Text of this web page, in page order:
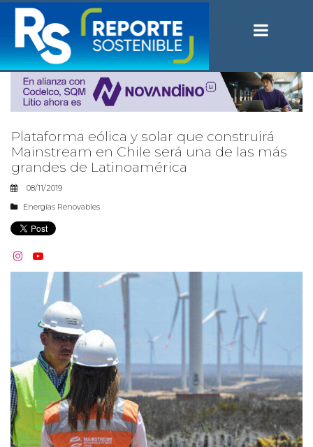
Plataforma eólica y solar que construirá
Mainstream en Chile será una de las más
grandes de Latinoamérica
08/11/2019
Energías Renovables
 